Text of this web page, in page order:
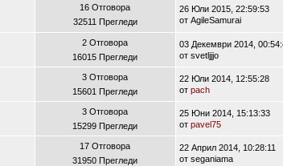
16 Отговора
32511 Прегледи
26 Юли 2015, 22:59:53
от AgileSamurai
2 Отговора
16015 Прегледи
03 Декември 2014,
от svetljjjo
3 Отговора
15601 Прегледи
22 Юли 2014, 12:55:28
от pach
3 Отговора
15299 Прегледи
25 Юни 2014, 15:13:33
от pavel75
17 Отговора
31950 Прегледи
22 Април 2014, 10:28:11
от seganiama